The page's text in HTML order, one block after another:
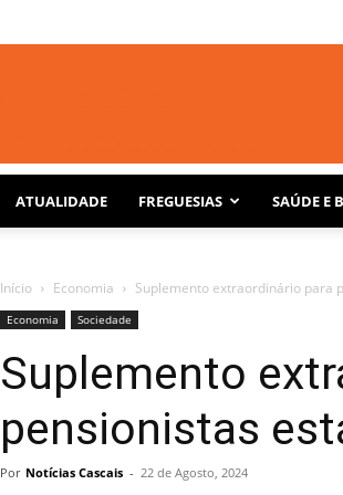
ATUALIDADE FREGUESIAS SAÚDE E
Início Economia Suplemento extraordinário para
Economia Sociedade
Suplemento
pensionistas
Por Notícias Cascais - 22 de Agosto, 2024